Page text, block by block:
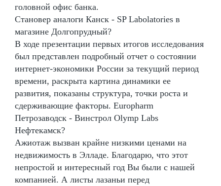
головной офис банка.
Становер аналоги Канск - SP Labolatories в
магазине Долгопрудный?
В ходе презентации первых итогов исследования
был представлен подробный отчет о состоянии
интернет-экономики России за текущий период
времени, раскрыта картина динамики ее
развития, показаны структура, точки роста и
сдерживающие факторы. Europharm
Петрозаводск - Винстрол Olymp Labs
Нефтекамск?
Ажиотаж вызван крайне низкими ценами на
недвижимость в Элладе. Благодарю, что этот
непростой и интересный год Вы были с нашей
компанией. А листы лазаньи перед